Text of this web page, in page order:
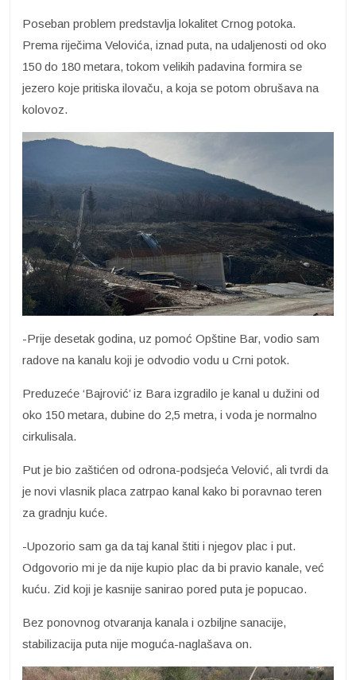
Poseban problem predstavlja lokalitet Crnog potoka.
Prema riječima Velovića, iznad puta, na udaljenosti od oko
150 do 180 metara, tokom velikih padavina formira se
jezero koje pritiska ilovaču, a koja se potom obrušava na
kolovoz.
-Prije desetak godina, uz pomoć Opštine Bar, vodio sam
radove na kanalu koji je odvodio vodu u Crni potok.
Preduzeće ‘Bajrović’ iz Bara izgradilo je kanal u dužini od
oko 150 metara, dubine do 2,5 metra, i voda je normalno
cirkulisala.
Put je bio zaštićen od odrona-podsjeća Velović, ali tvrdi da
je novi vlasnik placa zatrpao kanal kako bi poravnao teren
za gradnju kuće.
-Upozorio sam ga da taj kanal štiti i njegov plac i put.
Odgovorio mi je da nije kupio plac da bi pravio kanale, već
kuću. Zid koji je kasnije sanirao pored puta je popucao.
Bez ponovnog otvaranja kanala i ozbiljne sanacije,
stabilizacija puta nije moguća-naglašava on.